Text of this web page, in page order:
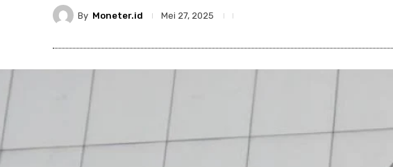
By Moneter.id Mei 27, 2025